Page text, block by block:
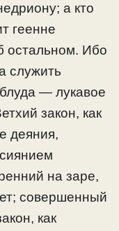
а кто
геенне
остальном. Ибо
служить
— лукавое
закон, как
деяния,
на заре,
совершенный
как